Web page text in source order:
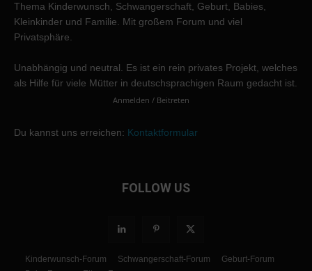
Thema Kinderwunsch, Schwangerschaft, Geburt, Babies,
Kleinkinder und Familie. Mit großem Forum und viel
Privatsphäre.
Unabhängig und neutral. Es ist ein rein privates Projekt, welches
als Hilfe für viele Mütter in deutschsprachigen Raum gedacht ist.
Anmelden / Beitreten
Du kannst uns erreichen: Kontaktformular
FOLLOW US
Kinderwunsch-Forum Schwangerschaft-Forum
Geburt-Forum